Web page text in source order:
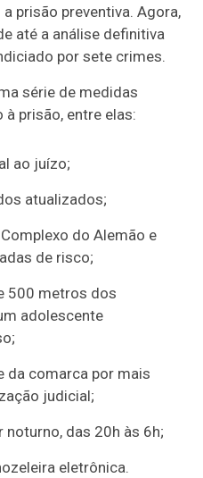
prisão preventiva. Agora,
até a análise definitiva
por sete crimes.
série de medidas
prisão, entre elas:
ao juízo;
atualizados;
do Alemão e
de risco;
500 metros dos
adolescente
da comarca por mais
judicial;
das 20h às 6h;
eletrônica.